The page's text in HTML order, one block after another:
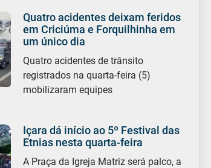
Quatro acidentes deixam feridos
em Criciúma e Forquilhinha em
um único dia
Quatro acidentes de trânsito
registrados na quarta-feira (5)
mobilizaram equipes
Içara dá início ao 5º Festival das
Etnias nesta quarta-feira
A Praça da Igreja Matriz será palco, a